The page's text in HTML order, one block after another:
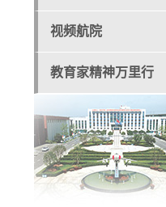
视频航院
教育家精神万里行